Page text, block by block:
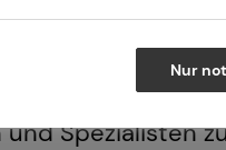
betriebliche
Spezialisten
Nur